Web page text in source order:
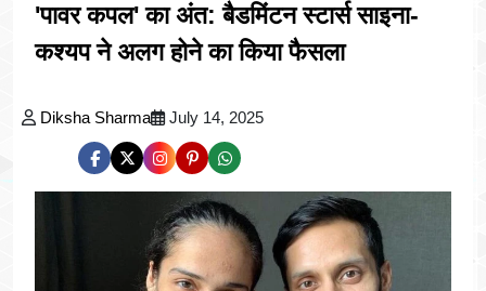
'पावर कपल' का अंत: बैडमिंटन स्टार्स साइना-
कश्यप ने अलग होने का किया फैसला
Diksha Sharma July 14, 2025